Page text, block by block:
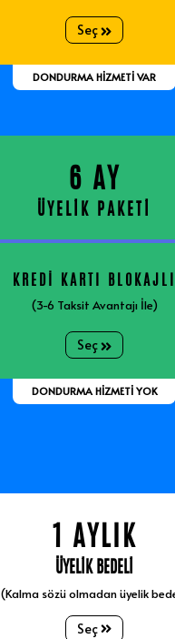
Seç
DONDURMA HİZMETİ VAR
6 AY
ÜYELİK PAKETİ
KREDİ KARTI BLOKAJLI
(3-6 Taksit Avantajı İle)
Seç
DONDURMA HİZMETİ YOK
1 AYLIK
ÜYELİK BEDELİ
(Kalma sözü olmadan üyelik
Seç